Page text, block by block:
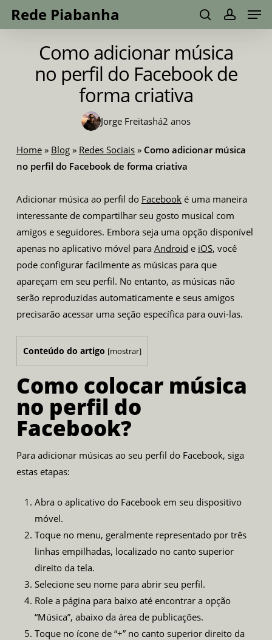
SkipRede Piabanha
searchaccount
Como adicionar música
no perfil do Facebook de
forma criativa
Jorge Freitashá2 anos
Home» Blog» Redes Sociais» Como adicionar música
no perfil do Facebook de forma criativa
Adicionar música ao perfil do Facebooké uma maneira
interessante de compartilhar seu gosto musical com
amigos e seguidores. Embora seja uma opção disponível
apenas no aplicativo móvel para Android e iOS, você
pode configurar facilmente as músicas para que
apareçam em seu perfil. No entanto, as músicas não
serão reproduzidas automaticamente e seus amigos
precisarão acessar uma seção específica para ouvi-las.
Conteúdo do artigo [mostrar]
Como colocar música
no perfil do
Facebook?
Para adicionar músicas ao seu perfil do Facebook, siga
estas etapas:
Abra o aplicativo do Facebook em seu dispositivo
móvel.
Toque no menu, geralmente representado por três
linhas empilhadas, localizado no canto superior
direito da tela.
Selecione seu nome para abrir seu perfil.
Role a página para baixo até encontrar a opção
“Música”, abaixo da área de publicações.
Toque no ícone de “+” no canto superior direito da
Menu